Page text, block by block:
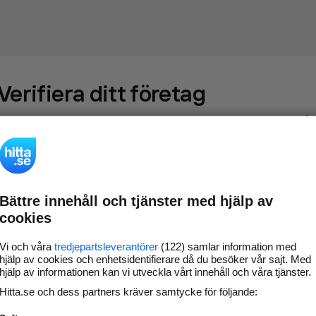
ditt företag
som69 567företag - ta kontroll över din företagssida på
hitta.se och syns bättre mot kunder i ditt närområde. Helt
kostnadsfritt.
Uppdatera din
företagsinformation
Svara på och hantera dina
Gå vidare
Bättre innehåll och tjänster med hjälp av
cookies
Vi och våra tredjepartsleverantörer (122) samlar information med
hjälp av cookies och enhetsidentifierare då du besöker vår sajt. Med
hjälp av informationen kan vi utveckla vårt innehåll och våra tjänster.
Hitta.se och dess partners kräver samtycke för följande: